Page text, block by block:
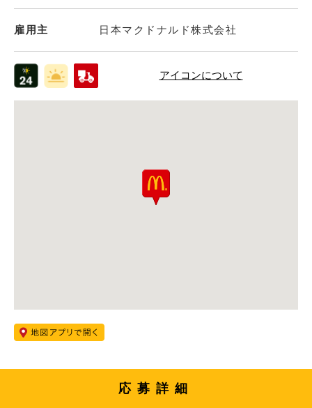
雇用主 日本マクドナルド株式会社
アイコンについて
応募詳細